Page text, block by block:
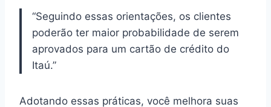
“Seguindo essas orientações, os clientes
poderão ter maior probabilidade de serem
aprovados para um cartão de crédito do
Itaú.”
Adotando essas práticas, você melhora suas